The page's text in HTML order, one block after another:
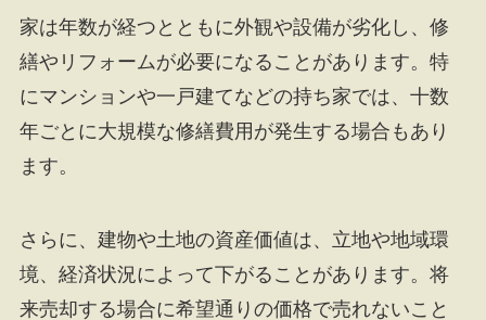
家は年数が経つとともに外観や設備が劣化し、修
繕やリフォームが必要になることがあります。特
にマンションや一戸建てなどの持ち家では、十数
年ごとに大規模な修繕費用が発生する場合もあり
ます。
さらに、建物や土地の資産価値は、立地や地域環
境、経済状況によって下がることがあります。将
来売却する場合に希望通りの価格で売れないこと